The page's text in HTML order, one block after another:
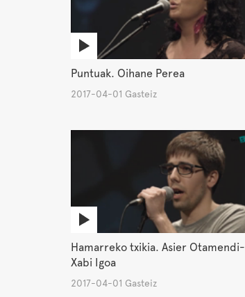
Puntuak. Oihane Perea
2017-04-01 Gasteiz
Hamarreko txikia. Asier Otamendi-
Xabi Igoa
2017-04-01 Gasteiz